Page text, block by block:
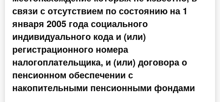
Инструменты
Вебинары
Справочник бухгалтера
Участник ВЭД
связи с отсутствием по состоянию на 1
января 2005 года социального
индивидуального кода и (или)
регистрационного номера
налогоплательщика, и (или) договора о
пенсионном обеспечении с
накопительными пенсионными фондами